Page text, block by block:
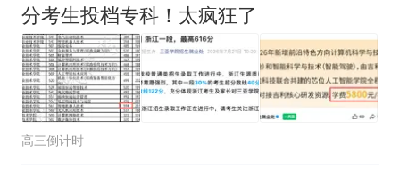
分考生投档专科！太疯狂了
高三倒计时